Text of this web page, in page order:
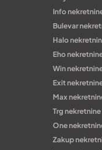
Info
Bulevar
Halo
Eho
Win
Exit
Max
Trg nekretnine
One
Zakup